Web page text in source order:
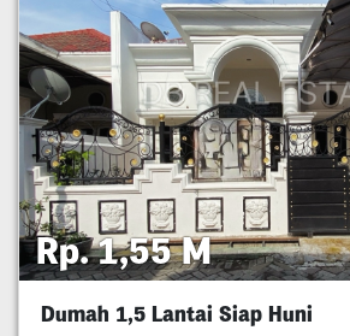
Rp. 1,55 M
Dumah 1,5 Lantai Siap Huni